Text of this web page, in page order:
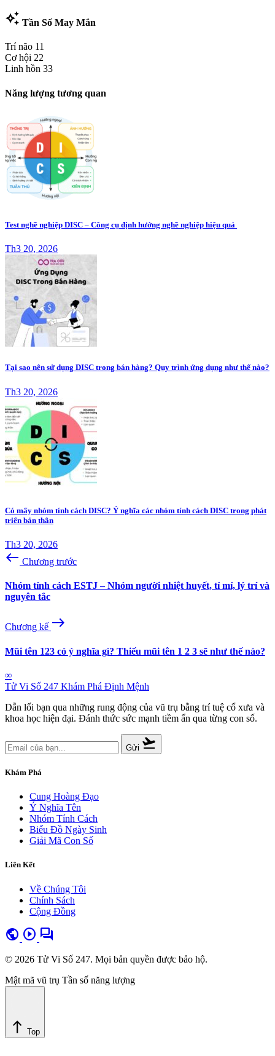
auto_awesome Tần Số May Mắn
Trí não 11
Cơ hội 22
Linh hồn 33
Năng lượng tương quan
Test nghề nghiệp DISC – Công cụ định hướng nghề nghiệp hiệu quả
Th3 20, 2026
Tại sao nên sử dụng DISC trong bán hàng? Quy trình ứng dụng như thế nào?
Th3 20, 2026
Có mấy nhóm tính cách DISC? Ý nghĩa các nhóm tính cách DISC trong phát
triển bản thân
Th3 20, 2026
west Chương trước
Nhóm tính cách ESTJ – Nhóm người nhiệt huyết, tỉ mỉ, lý trí và
nguyên tắc
Chương kế east
Mũi tên 123 có ý nghĩa gì? Thiếu mũi tên 1 2 3 sẽ như thế nào?
∞
Tử Vi Số 247 Khám Phá Định Mệnh
Dẫn lối bạn qua những rung động của vũ trụ bằng trí tuệ cổ xưa và
khoa học hiện đại. Đánh thức sức mạnh tiềm ẩn qua từng con số.
Gửi flight_takeoff
Khám Phá
Cung Hoàng Đạo
Ý Nghĩa Tên
Nhóm Tính Cách
Biểu Đồ Ngày Sinh
Giải Mã Con Số
Liên Kết
Về Chúng Tôi
Chính Sách
Cộng Đồng
public play_circle forum
© 2026 Tử Vi Số 247. Mọi bản quyền được bảo hộ.
Mật mã vũ trụ Tần số năng lượng
north Top